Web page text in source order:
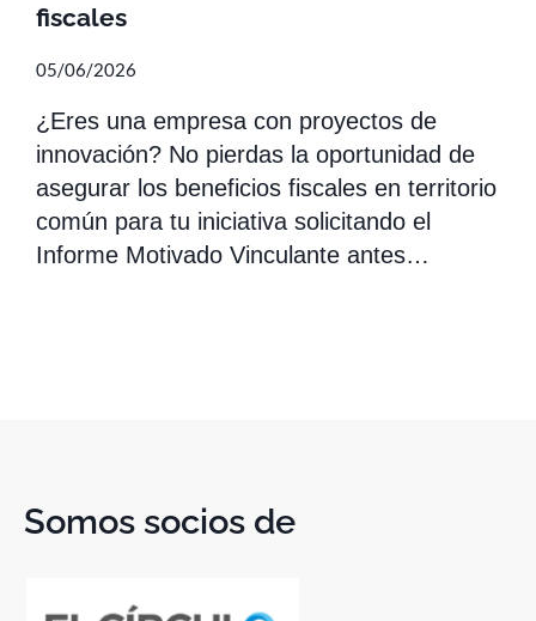
fiscales
05/06/2026
¿Eres una empresa con proyectos de
innovación? No pierdas la oportunidad de
asegurar los beneficios fiscales en territorio
común para tu iniciativa solicitando el
Informe Motivado Vinculante antes…
Somos socios de